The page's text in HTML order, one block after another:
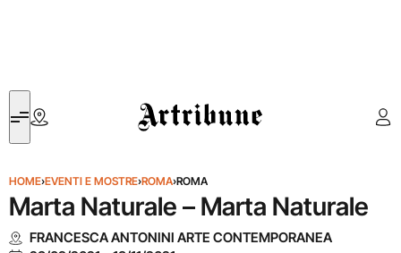
Artribune
HOME›EVENTI E MOSTRE›ROMA›ROMA
Marta Naturale – Marta Naturale
FRANCESCA ANTONINI ARTE CONTEMPORANEA